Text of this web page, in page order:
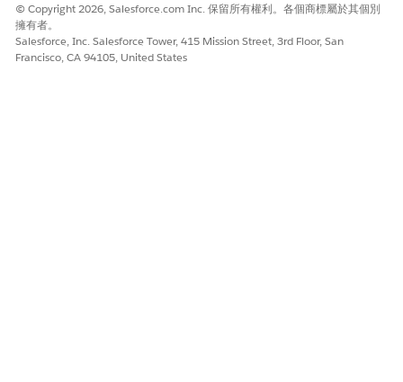
© Copyright 2026, Salesforce.com Inc. 保留所有權利。各個商標屬於其個別
擁有者。
Salesforce, Inc. Salesforce Tower, 415 Mission Street, 3rd Floor, San
Francisco, CA 94105, United States